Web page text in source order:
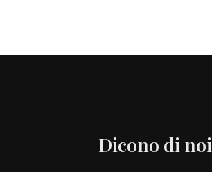
Dicono di noi